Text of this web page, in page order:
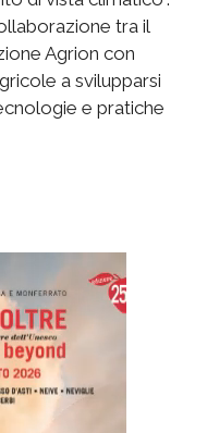
tra il
Agrion con
a svilupparsi
e pratiche